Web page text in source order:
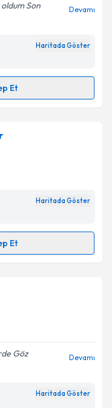
ilişkin
Aydınlatma
belirtilen
ediyorum.
Son
Devamı
Haritada Göster
Et
randevu takvimi
randevu almanız
posta ile
ilişkinAydınlatma
ediyorum.
Haritada Göster
Et
takvimi talebi
almanız için bir
bilgilendireceğiz.
ilişkin
Aydınlatma
Göz
Devamı
Haritada Göster